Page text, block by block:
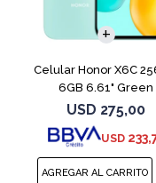
Celular Honor X6C
6GB 6.61" Green
USD 275,00
USD
COMPARAR